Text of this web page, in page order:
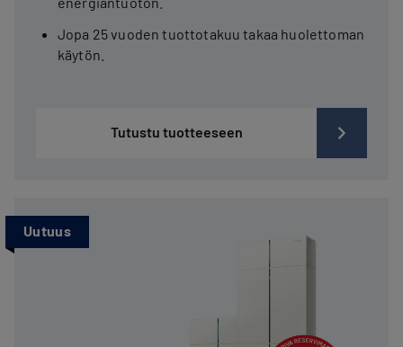
Jopa 25 vuoden tuottotakuu takaa huolettoman
käytön.
Tutustu tuotteeseen
Uutuus